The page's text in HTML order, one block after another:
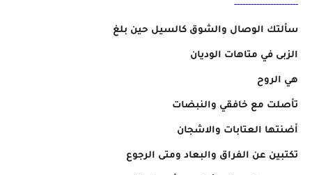
-----------------------
سألتك الوصال والشوق كالسيل حين بلغ
الزبى في متاهات الوديان
هي الروح
تأصلت مع خافقي والنبضات
أضنتها العتابات والاشجان
تكتبين عن الفراق والبعاد ومتى الرجوع